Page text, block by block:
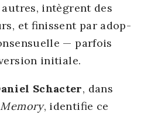
intègrent des
et finissent par adop­
— par­fois
ini­tiale.
Schac­ter, dans
, iden­ti­fie ce